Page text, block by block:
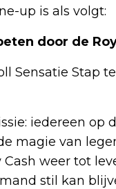
up is als volgt:
door de
Sensatie Stap
iedereen op
magie van
weer tot
stil kan